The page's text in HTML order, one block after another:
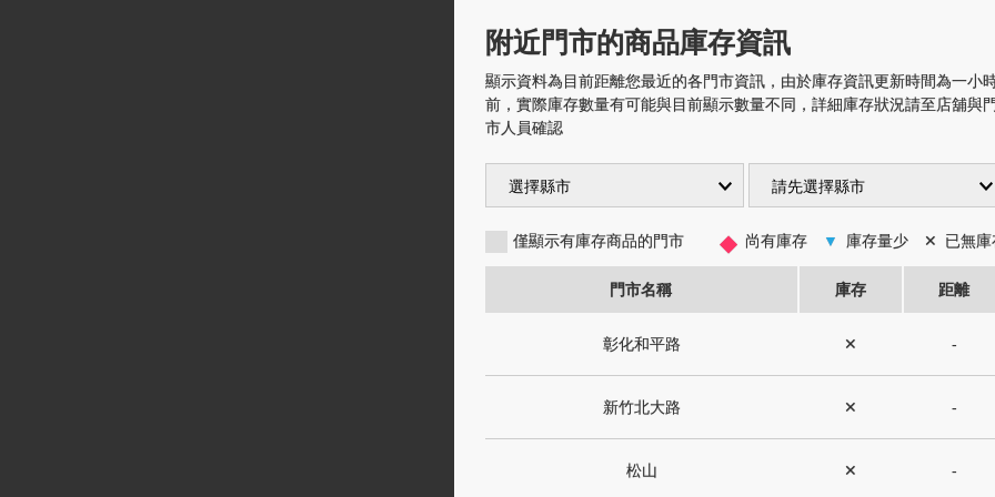
附近門市的商品庫存資訊
顯示資料為目前距離您最近的各門市資訊，由於庫存資訊更新時間為一小
前，實際庫存數量有可能與目前顯示數量不同，詳細庫存狀況請至店舖與門
市人員確認
僅顯示有庫存商品的門市 ◆ 尚有庫存 ▼ 庫存量少 ✕ 已無庫
門市名稱 庫存 距離
彰化和平路 ✕ -
新竹北大路 ✕ -
松山 ✕ -